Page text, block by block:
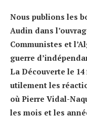
Nous publions les
Audin dans
Communistes et
guerre
La Découverte le 14
utilement les
où Pierre Vidal-
les mois et les